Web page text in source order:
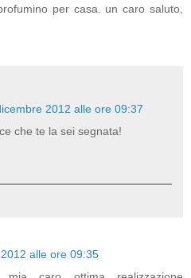
per casa. un caro saluto,
2012 alle ore 09:37
che te la sei segnata!
alle ore 09:35